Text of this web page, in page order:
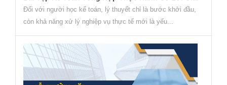
Đối với người học kế toán, lý thuyết chỉ là bước khởi đầu,
còn khả năng xử lý nghiệp vụ thực tế mới là yếu...